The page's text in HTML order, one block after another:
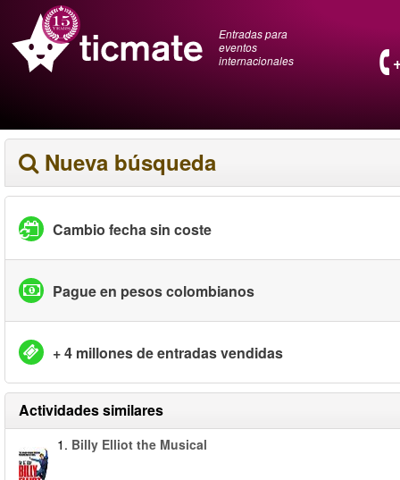
Entradas para
eventos
internacionales
Nueva búsqueda
Cambio fecha sin coste
Pague en pesos colombianos
+ 4 millones de entradas vendidas
Actividades similares
1. Billy Elliot the Musical